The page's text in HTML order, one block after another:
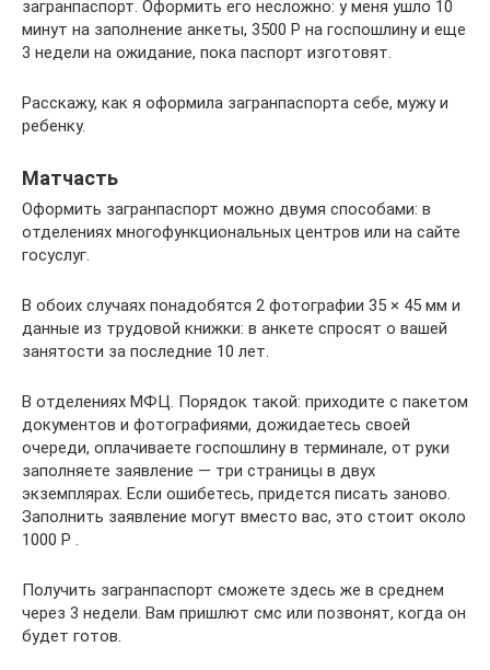
загранпаспорт. Оформить его несложно: у меня ушло 10
минут на заполнение анкеты, 3500 Р на госпошлину и еще
3 недели на ожидание, пока паспорт изготовят.
Расскажу, как я оформила загранпаспорта себе, мужу и
ребенку.
Матчасть
Оформить загранпаспорт можно двумя способами: в
отделениях многофункциональных центров или на сайте
госуслуг.
В обоих случаях понадобятся 2 фотографии 35 × 45 мм и
данные из трудовой книжки: в анкете спросят о вашей
занятости за последние 10 лет.
В отделениях МФЦ. Порядок такой: приходите с пакетом
документов и фотографиями, дожидаетесь своей
очереди, оплачиваете госпошлину в терминале, от руки
заполняете заявление — три страницы в двух
экземплярах. Если ошибетесь, придется писать заново.
Заполнить заявление могут вместо вас, это стоит около
1000 Р .
Получить загранпаспорт сможете здесь же в среднем
через 3 недели. Вам пришлют смс или позвонят, когда он
будет готов.